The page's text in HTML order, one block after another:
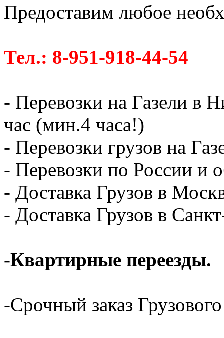
Предоставим любое
Тел.: 8-951-918-44-54
- Перевозки на Газели в
час (мин.4 часа!)
- Перевозки грузов на
- Перевозки по России и
- Доставка Грузов в
- Доставка Грузов в
-Квартирные переезды.
-Срочный заказ